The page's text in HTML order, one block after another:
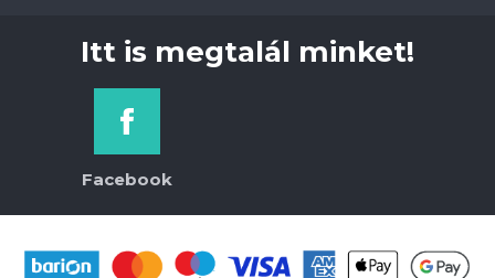
Itt is megtalál minket!
Facebook